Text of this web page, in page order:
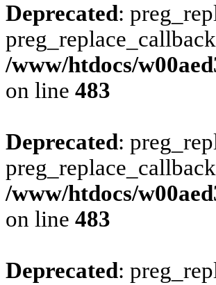
Deprecated:
/www/htdocs/
on line 483
Deprecated:
/www/htdocs/
on line 483
Deprecated: